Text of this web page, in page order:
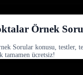
Örnek
Sorular konusu, testler,
tamamen ücretsiz!